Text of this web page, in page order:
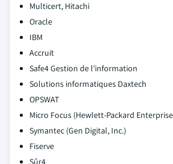
Multicert, Hitachi
Oracle
IBM
Accruit
Safe4 Gestion de l'information
Solutions informatiques Daxtech
OPSWAT
Micro Focus (Hewlett-Packard
Symantec (Gen Digital, Inc.)
Fiserve
Sûr4